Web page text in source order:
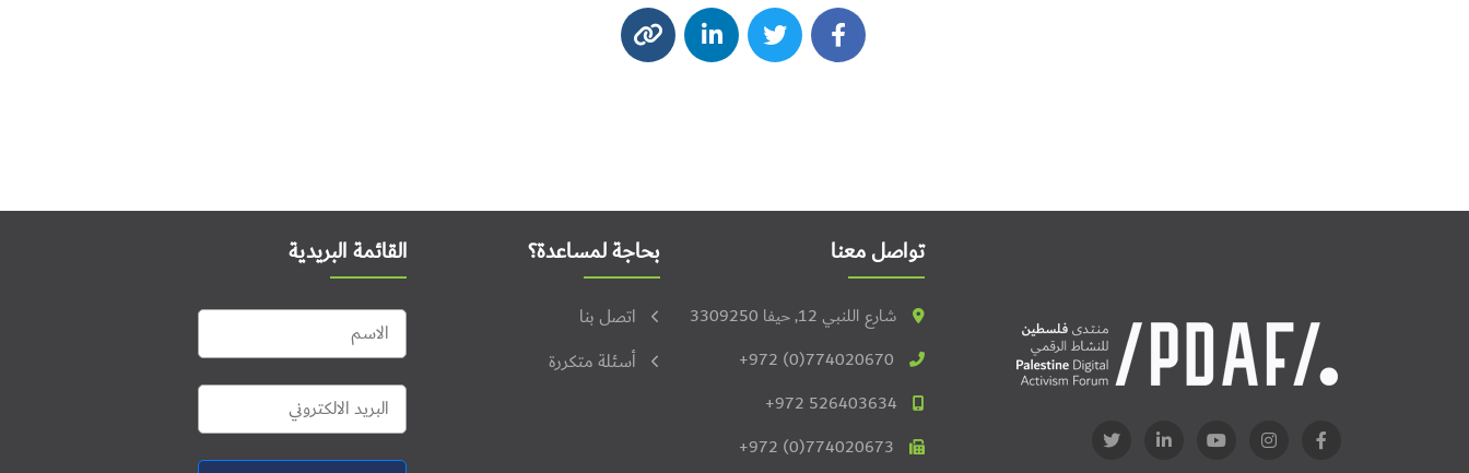
تواصل معنا
شارع اللنبي 12, حيفا 3309250
+972 (0)774020670
+972 526403634
+972 (0)774020673
بحاجة لمساعدة؟
اتصل بنا
أسئلة متكررة
القائمة البريدية